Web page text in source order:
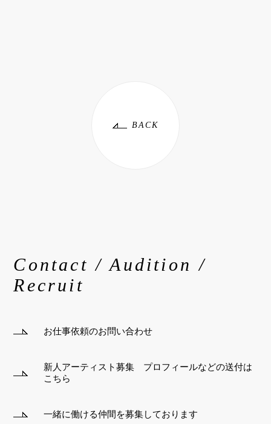
BACK
Contact / Audition /
Recruit
お仕事依頼のお問い合わせ
新人アーティスト募集 プロフィールなどの送付は
こちら
一緒に働ける仲間を募集しております